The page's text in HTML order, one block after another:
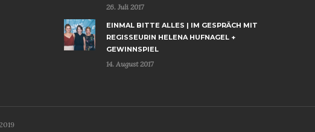
26. Juli 2017
EINMAL BITTE ALLES | IM GESPRÄCH MIT
REGISSEURIN HELENA HUFNAGEL +
GEWINNSPIEL
14. August 2017